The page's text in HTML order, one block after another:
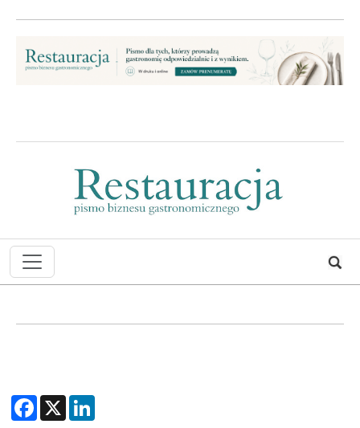
Facebook
X